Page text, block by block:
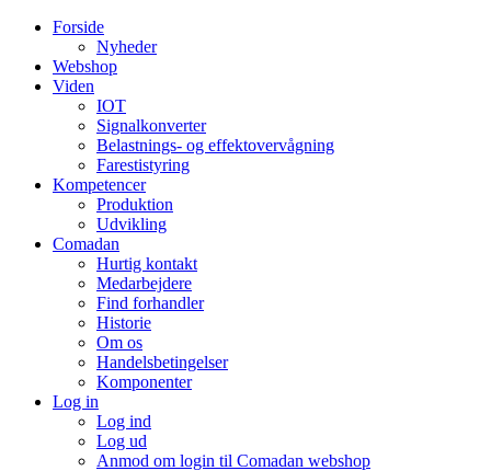
Forside
Nyheder
Webshop
Viden
IOT
Signalkonverter
Belastnings- og effektovervågning
Farestistyring
Kompetencer
Produktion
Udvikling
Comadan
Hurtig kontakt
Medarbejdere
Find forhandler
Historie
Om os
Handelsbetingelser
Komponenter
Log in
Log ind
Log ud
Anmod om login til Comadan webshop